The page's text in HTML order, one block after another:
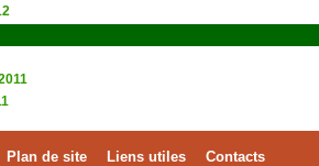
Plan de site Liens utiles
Contacts